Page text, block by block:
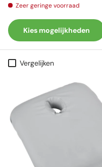
Zeer geringe voorraad
Kies mogelijkheden
Vergelijken